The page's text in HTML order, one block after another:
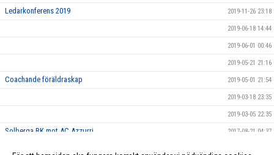
Ledarkonferens 2019 2019-11-26 23:18
2019-06-18 14:44
2019-06-01 00:46
2019-05-21 21:16
Coachande föräldraskap 2019-05-01 21:54
2019-03-18 23:35
2019-03-05 22:35
Solberga BK mot AC Azzurri 2017-08-21 04:37
2017-08-19 04:38